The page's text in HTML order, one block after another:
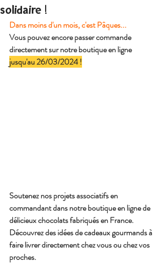
solidaire !
Dans moins d'un mois, c'est Pâques...
Vous pouvez encore passer commande
directement sur notre boutique en ligne
jusqu'au 26/03/2024 !
Soutenez nos projets associatifs en
commandant dans notre boutique en ligne de
délicieux chocolats fabriqués en France.
Découvrez des idées de cadeaux gourmands à
faire livrer directement chez vous ou chez vos
proches.